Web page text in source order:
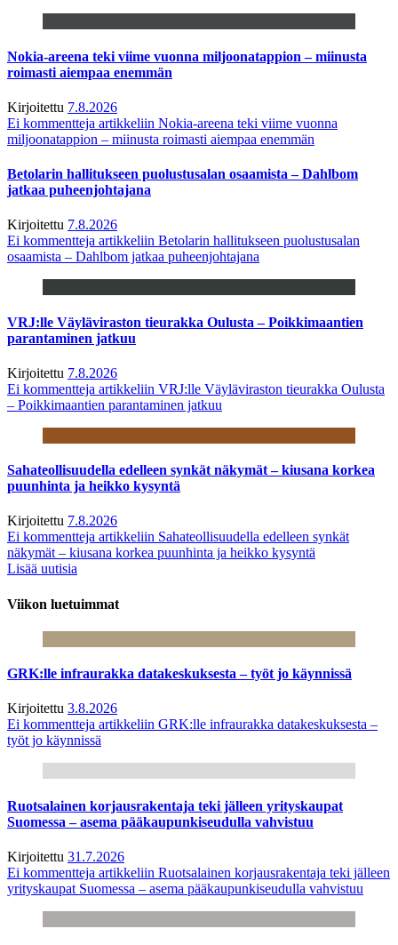
Nokia-areena teki viime vuonna miljoonatappion – miinusta
roimasti aiempaa enemmän
Kirjoitettu 7.8.2026
Ei kommentteja artikkeliin Nokia-areena teki viime vuonna
miljoonatappion – miinusta roimasti aiempaa enemmän
Betolarin hallitukseen puolustusalan osaamista – Dahlbom
jatkaa puheenjohtajana
Kirjoitettu 7.8.2026
Ei kommentteja artikkeliin Betolarin hallitukseen puolustusalan
osaamista – Dahlbom jatkaa puheenjohtajana
VRJ:lle Väyläviraston tieurakka Oulusta – Poikkimaantien
parantaminen jatkuu
Kirjoitettu 7.8.2026
Ei kommentteja artikkeliin VRJ:lle Väyläviraston tieurakka Oulusta
– Poikkimaantien parantaminen jatkuu
Sahateollisuudella edelleen synkät näkymät – kiusana korkea
puunhinta ja heikko kysyntä
Kirjoitettu 7.8.2026
Ei kommentteja artikkeliin Sahateollisuudella edelleen synkät
näkymät – kiusana korkea puunhinta ja heikko kysyntä
Lisää uutisia
Viikon luetuimmat
GRK:lle infraurakka datakeskuksesta – työt jo käynnissä
Kirjoitettu 3.8.2026
Ei kommentteja artikkeliin GRK:lle infraurakka datakeskuksesta –
työt jo käynnissä
Ruotsalainen korjausrakentaja teki jälleen yrityskaupat
Suomessa – asema pääkaupunkiseudulla vahvistuu
Kirjoitettu 31.7.2026
Ei kommentteja artikkeliin Ruotsalainen korjausrakentaja teki jälleen
yrityskaupat Suomessa – asema pääkaupunkiseudulla vahvistuu